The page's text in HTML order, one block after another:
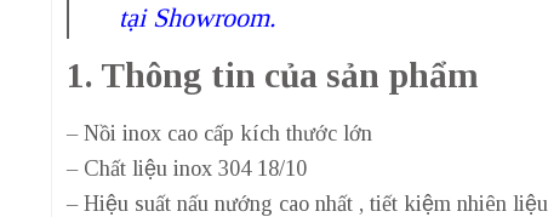
tại Showroom.
1. Thông tin của sản phẩm
– Nồi inox cao cấp kích thước lớn
– Chất liệu inox 304 18/10
– Hiệu suất nấu nướng cao nhất , tiết kiệm nhiên liệu